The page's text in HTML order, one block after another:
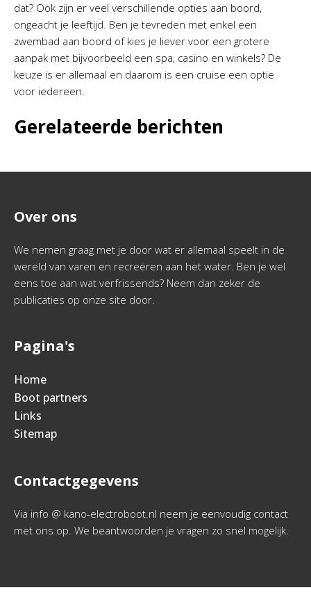
dat? Ook zijn er veel verschillende opties aan boord,
ongeacht je leeftijd. Ben je tevreden met enkel een
zwembad aan boord of kies je liever voor een grotere
aanpak met bijvoorbeeld een spa, casino en winkels? De
keuze is er allemaal en daarom is een cruise een optie
voor iedereen.
Gerelateerde berichten
Over ons
We nemen graag met je door wat er allemaal speelt in de
wereld van varen en recreëren aan het water. Ben je wel
eens toe aan wat verfrissends? Neem dan zeker de
publicaties op onze site door.
Pagina's
Home
Boot partners
Links
Sitemap
Contactgegevens
Via info @ kano-electroboot.nl neem je eenvoudig contact
met ons op. We beantwoorden je vragen zo snel mogelijk.